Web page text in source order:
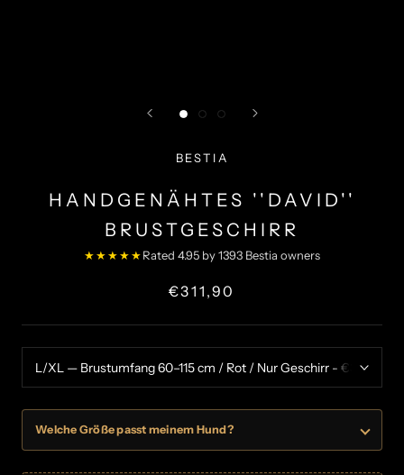
BESTIA
HANDGENÄHTES ''DAVID''
BRUSTGESCHIRR
★★★★★Rated 4.95 by 1393 Bestia owners
€311,90
Welche Größe passt meinem Hund?